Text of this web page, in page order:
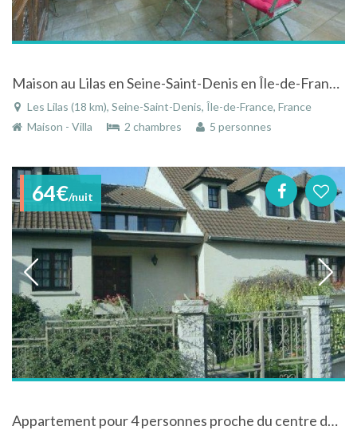
Maison au Lilas en Seine-Saint-Denis en Île-de-France au calme à deux pas de Paris
Les Lilas (18 km), Seine-Saint-Denis, Île-de-France, France
Maison - Villa
2 chambres 5 personnes
64€/nuit
Appartement pour 4 personnes proche du centre de Paris mais au calme de la campagne !